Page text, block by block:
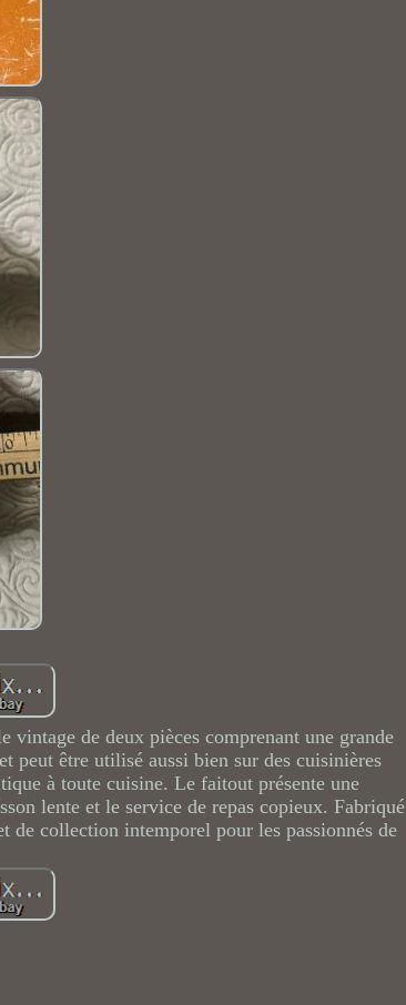
de deux pièces comprenant une grande
peut être utilisé aussi bien sur des cuisinières
à toute cuisine. Le faitout présente une
lente et le service de repas copieux. Fabriqué
de collection intemporel pour les passionnés de